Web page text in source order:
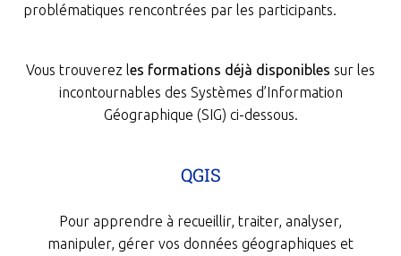
problématiques rencontrées par les participants.
Vous trouverez les formations déjà disponibles sur les
incontournables des Systèmes d’Information
Géographique (SIG) ci-dessous.
QGIS
Pour apprendre à recueillir, traiter, analyser,
manipuler, gérer vos données géographiques et